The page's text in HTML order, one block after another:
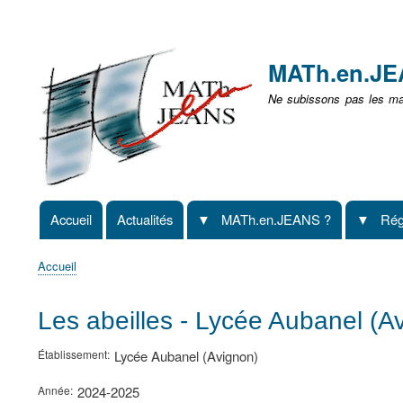
non
identifié
Ne subissons pas les
Navigation
principale
Accueil Actualités MATh.en.JEANS ?
d'Ariane
Accueil
Les abeilles - Lycée Aubanel
Établissement Lycée Aubanel (Avignon)
Année 2024-2025